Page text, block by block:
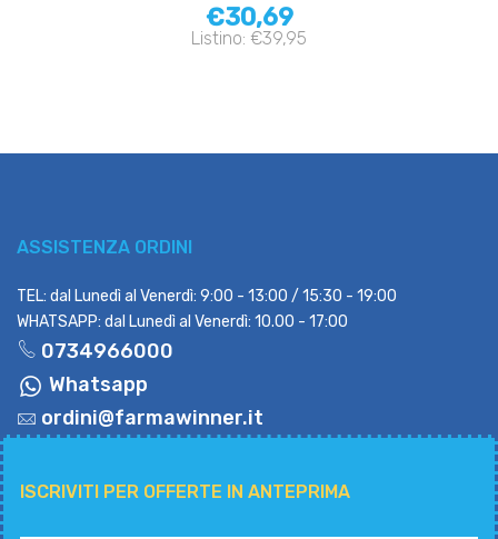
€30,69
Listino: €39,95
ASSISTENZA ORDINI
TEL: dal Lunedì al Venerdì: 9:00 - 13:00 / 15:30 - 19:00
WHATSAPP: dal Lunedì al Venerdì: 10.00 - 17:00
0734966000
Whatsapp
ordini@farmawinner.it
ISCRIVITI PER OFFERTE IN ANTEPRIMA